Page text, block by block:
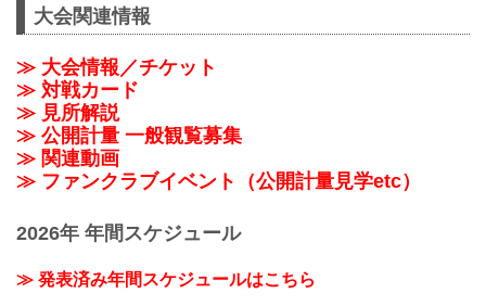
大会関連情報
≫ 大会情報／チケット
≫ 対戦カード
≫ 見所解説
≫ 公開計量 一般観覧募集
≫ 関連動画
≫ ファンクラブイベント（公開計量見学etc）
2026年 年間スケジュール
≫ 発表済み年間スケジュールはこちら